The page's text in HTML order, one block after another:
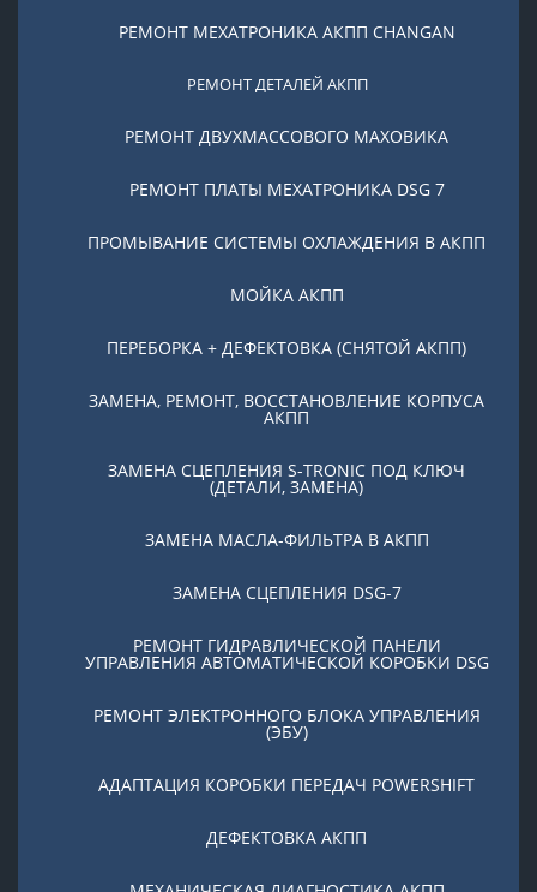
РЕМОНТ МЕХАТРОНИКА АКПП CHANGAN
РЕМОНТ ДЕТАЛЕЙ АКПП
РЕМОНТ ДВУХМАССОВОГО МАХОВИКА
РЕМОНТ ПЛАТЫ МЕХАТРОНИКА DSG 7
ПРОМЫВАНИЕ СИСТЕМЫ ОХЛАЖДЕНИЯ В АКПП
МОЙКА АКПП
ПЕРЕБОРКА + ДЕФЕКТОВКА (СНЯТОЙ АКПП)
ЗАМЕНА, РЕМОНТ, ВОССТАНОВЛЕНИЕ КОРПУСА
АКПП
ЗАМЕНА СЦЕПЛЕНИЯ S-TRONIC ПОД КЛЮЧ
(ДЕТАЛИ, ЗАМЕНА)
ЗАМЕНА МАСЛА-ФИЛЬТРА В АКПП
ЗАМЕНА СЦЕПЛЕНИЯ DSG-7
РЕМОНТ ГИДРАВЛИЧЕСКОЙ ПАНЕЛИ
УПРАВЛЕНИЯ АВТОМАТИЧЕСКОЙ КОРОБКИ DSG
РЕМОНТ ЭЛЕКТРОННОГО БЛОКА УПРАВЛЕНИЯ
(ЭБУ)
АДАПТАЦИЯ КОРОБКИ ПЕРЕДАЧ POWERSHIFT
ДЕФЕКТОВКА АКПП